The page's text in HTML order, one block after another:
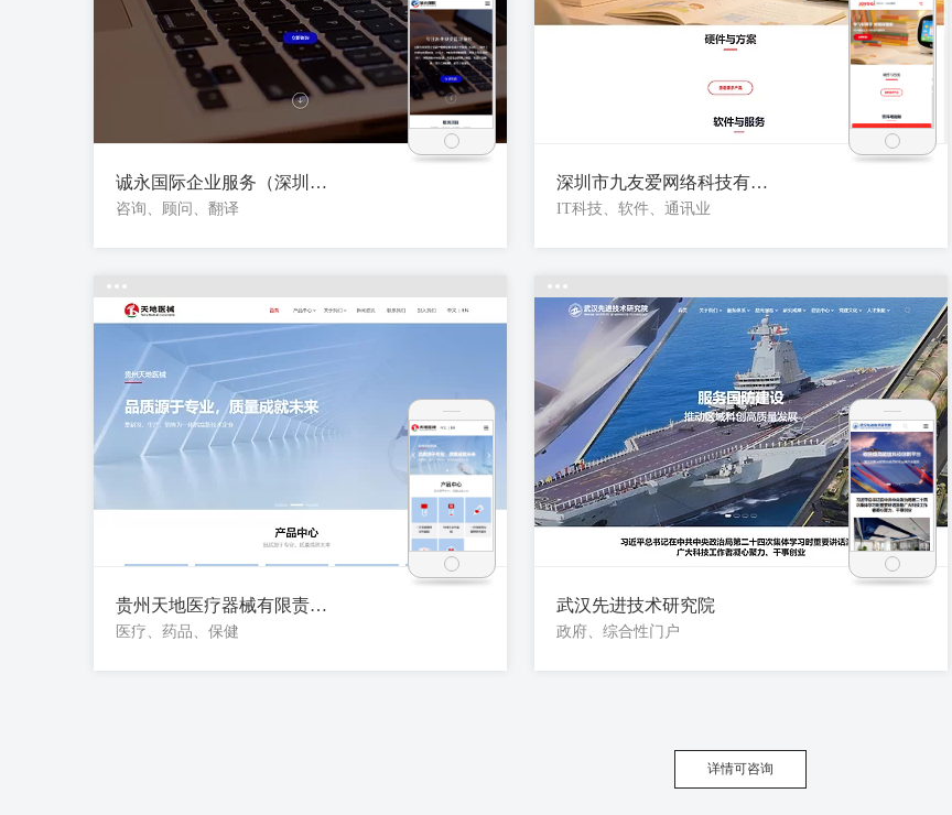
诚永国际企业服务（深圳）有限公司
咨询、顾问、翻译
深圳市九友爱网络科技有限公司
IT科技、软件、通讯业
贵州天地医疗器械有限责任公司
医疗、药品、保健
武汉先进技术研究院
政府、综合性门户
详情可咨询